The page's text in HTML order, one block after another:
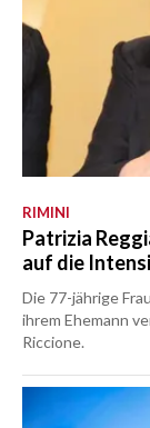
RIMINI
Patrizia
auf die
Die 77-jährige
ihrem Ehemann
Riccione.